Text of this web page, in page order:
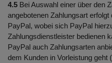
4.5 Bei Auswahl einer über den
angebotenen Zahlungsart
PayPal, wobei sich PayPal
Zahlungsdienstleister bedienen
PayPal auch Zahlungsarten
dem Kunden in Vorleistung geht